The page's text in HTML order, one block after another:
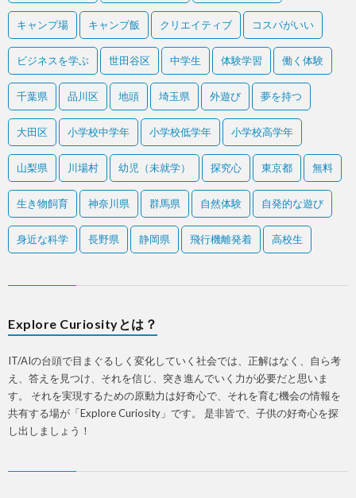
キャンプ場 キャンプ飯 クリエイティブ コスパがいい
ビジネスを学ぶ 世田谷区 中学生 体験学習 働く体験
千葉県 品川区 地頭 埼玉県 外遊び 夢を持つ
大田区 小学校中学年 小学校低学年 小学校高学年
山梨県 川場村 幼児（未就学） 探究心 東京都 無料
生き物飼育 神奈川県 群馬県 自然体験 自発的な遊び
身近な科学 長野県 静岡県 飛行機離発着 高校生
Explore Curiosityとは？
IT/AIの台頭で目まぐるしく変化していく社会では、正解はなく、自ら考
え、答えを見つけ、それを信じ、突き進んでいく力が必要だと思いま
す。 それを実現するための原動力は好奇心で、それを育む機会の情報を
共有する場が「Explore Curiosity」です。 是非皆で、子供の好奇心を探
し出しましょう！